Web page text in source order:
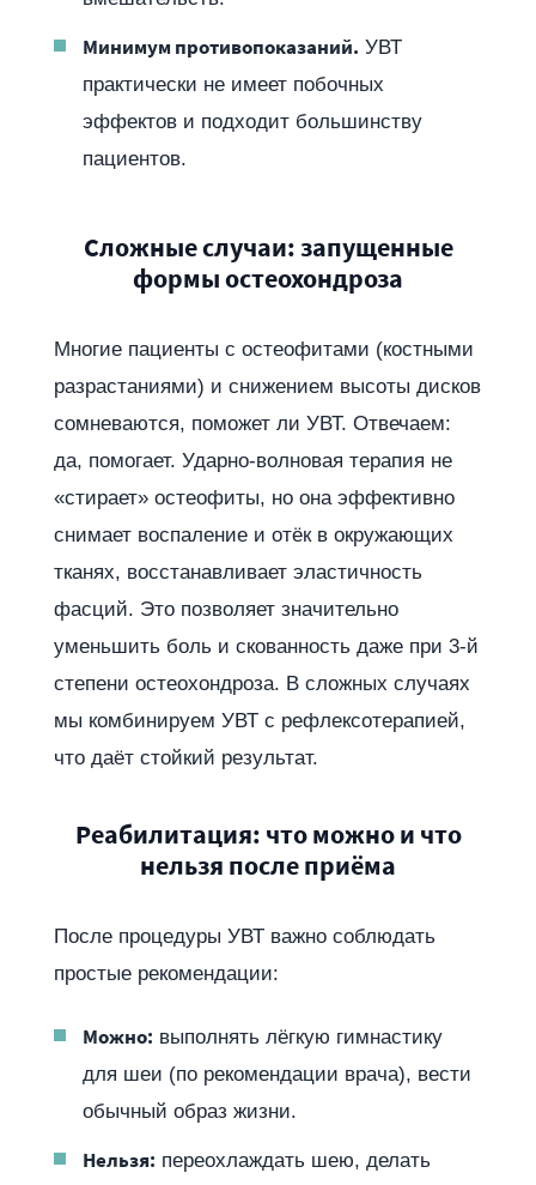
Минимум противопоказаний. УВТ
практически не имеет побочных
эффектов и подходит большинству
пациентов.
Сложные случаи: запущенные
формы остеохондроза
Многие пациенты с остеофитами (костными
разрастаниями) и снижением высоты дисков
сомневаются, поможет ли УВТ. Отвечаем:
да, помогает. Ударно-волновая терапия не
«стирает» остеофиты, но она эффективно
снимает воспаление и отёк в окружающих
тканях, восстанавливает эластичность
фасций. Это позволяет значительно
уменьшить боль и скованность даже при 3-й
степени остеохондроза. В сложных случаях
мы комбинируем УВТ с рефлексотерапией,
что даёт стойкий результат.
Реабилитация: что можно и что
нельзя после приёма
После процедуры УВТ важно соблюдать
простые рекомендации:
Можно: выполнять лёгкую гимнастику
для шеи (по рекомендации врача), вести
обычный образ жизни.
Нельзя: переохлаждать шею, делать